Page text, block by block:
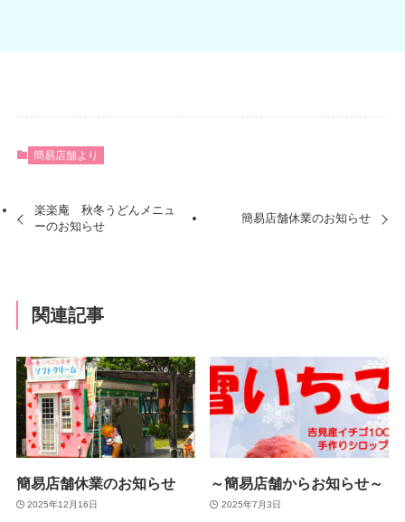
簡易店舗より
楽楽庵 秋冬うどんメニュ
ーのお知らせ
簡易店舗休業のお知らせ
関連記事
簡易店舗休業のお知らせ
2025年12月16日
～簡易店舗からお知らせ～
2025年7月3日